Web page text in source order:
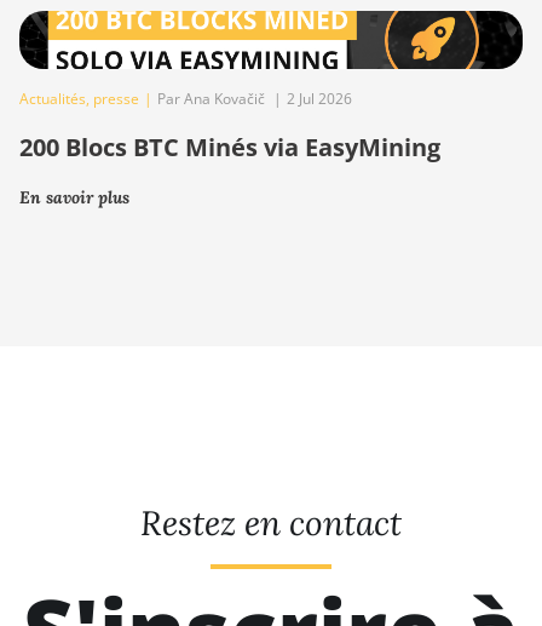
Actualités, presse | Par Ana Kovačič | 2 Jul 2026
200 Blocs BTC Minés via EasyMining
En savoir plus
Restez en contact